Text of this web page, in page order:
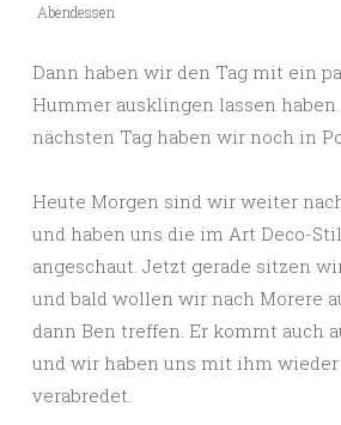
Abendessen
Dann haben wir den Tag mit ein
Hummer ausklingen lassen
nächsten Tag haben wir noch in
Heute Morgen sind wir weiter
und haben uns die im Art Deco-
angeschaut. Jetzt gerade sitzen
und bald wollen wir nach Morere
dann Ben treffen. Er kommt auch
und wir haben uns mit ihm wieder
verabredet.